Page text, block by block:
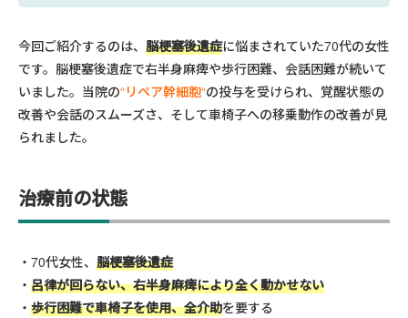
今回ご紹介するのは、 脳梗塞後遺症に悩まされていた70代の女性
です。脳梗塞後遺症で右半身麻痺や歩行困難、会話困難が続いて
いました。当院の“リペア幹細胞“の投与を受けられ、覚醒状態の
改善や会話のスムーズさ、そして車椅子への移乗動作の改善が見
られました。
治療前の状態
70代女性、 脳梗塞後遺症
呂律が回らない、右半身麻痺により全く動かせない
歩行困難で車椅子を使用、全介助を要する